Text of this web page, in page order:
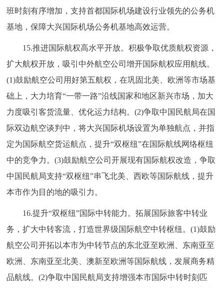
班时刻有序增加，支持首都国际机场建设行业领先的公务机
基地，保障大兴国际机场公务机基地高效运营。
15.推进国际航权高水平开放。积极争取优质航权资源，
扩大航权开放，吸引中外航空公司增开国际航权应用航线。
(1)鼓励航空公司用好第五航权，在巩固北美、欧洲等市场基
础上，大力培育“一带一路”沿线国家和地区新兴市场，加大
力度吸引客货流量、优化运力结构。(2)争取中国民航局在国
际双边航空谈判中，将大兴国际机场设置为单独航点，并指
定为国际航空货运航点，提升“双枢纽”在国际航线网络枢纽
中的竞争力。(3)鼓励航空公司开展现有国际航权改造，争取
中国民航局支持“双枢纽”串飞北美、西欧等国际航线，提升
本市作为目的地的吸引力。
16.提升“双枢纽”国际中转能力。拓展国际旅客中转业
务，扩大中转客流，打造世界级国际航空中转枢纽。(1)鼓励
航空公司开拓以本市为中转节点的东北亚至欧洲、东南亚至
欧洲、东南亚至北美、澳新至欧洲等国际航线，发展商务精
品航线。(2)争取中国民航局支持增强本市国际中转时刻匹